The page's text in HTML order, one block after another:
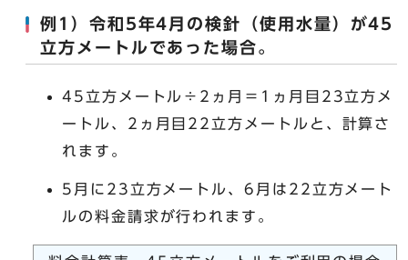
例1）令和5年4月の検針（使用水量）が45
立方メートルであった場合。
45立方メートル÷2ヵ月＝1ヵ月目23立方メ
ートル、2ヵ月目22立方メートルと、計算さ
れます。
5月に23立方メートル、6月は22立方メート
ルの料金請求が行われます。